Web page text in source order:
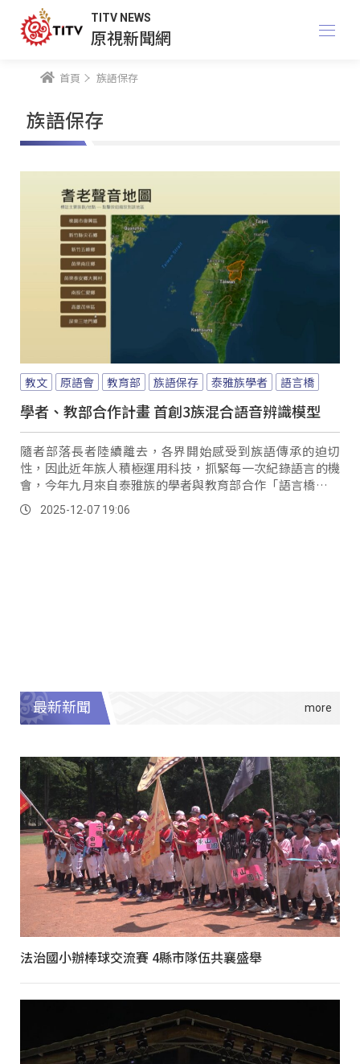
TITV NEWS
原視新聞網
首頁 族語保存
族語保存
教文 原語會 教育部 族語保存 泰雅族學者 語言橋
學者、教部合作計畫 首創3族混合語音辨識模型
隨者部落長者陸續離去，各界開始感受到族語傳承的迫切
性，因此近年族人積極運用科技，抓緊每一次紀錄語言的機
會，今年九月來自泰雅族的學者與教育部合作「語言橋」計
畫，發表了台灣首創三族原住民母語混合語音辨識模型。
2025-12-07 19:06
最新新聞
法治國小辦棒球交流賽 4縣市隊伍共襄盛舉